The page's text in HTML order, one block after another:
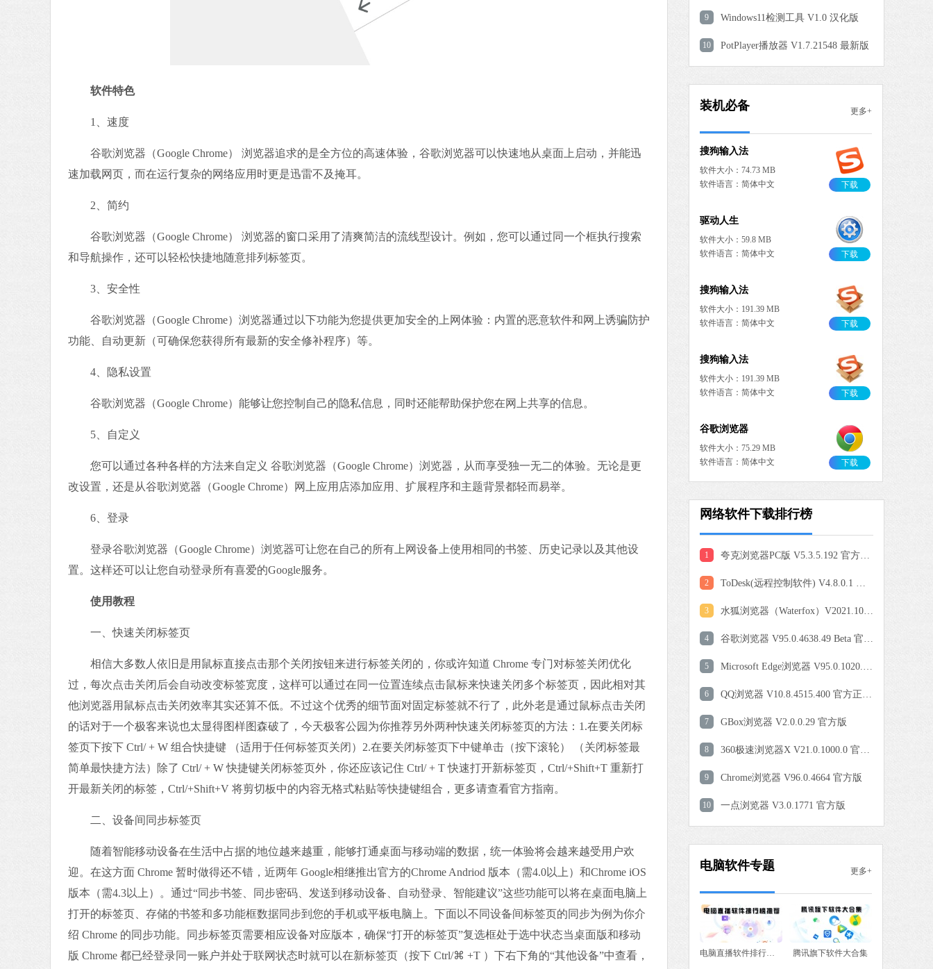
软件特色
1、速度
谷歌浏览器（Google Chrome） 浏览器追求的是全方位的高速体验，谷歌浏览器可以快速地从桌面上启动，并能迅
速加载网页，而在运行复杂的网络应用时更是迅雷不及掩耳。
2、简约
谷歌浏览器（Google Chrome） 浏览器的窗口采用了清爽简洁的流线型设计。例如，您可以通过同一个框执行搜索
和导航操作，还可以轻松快捷地随意排列标签页。
3、安全性
谷歌浏览器（Google Chrome）浏览器通过以下功能为您提供更加安全的上网体验：内置的恶意软件和网上诱骗防护
功能、自动更新（可确保您获得所有最新的安全修补程序）等。
4、隐私设置
谷歌浏览器（Google Chrome）能够让您控制自己的隐私信息，同时还能帮助保护您在网上共享的信息。
5、自定义
您可以通过各种各样的方法来自定义 谷歌浏览器（Google Chrome）浏览器，从而享受独一无二的体验。无论是更
改设置，还是从谷歌浏览器（Google Chrome）网上应用店添加应用、扩展程序和主题背景都轻而易举。
6、登录
登录谷歌浏览器（Google Chrome）浏览器可让您在自己的所有上网设备上使用相同的书签、历史记录以及其他设
置。这样还可以让您自动登录所有喜爱的Google服务。
使用教程
一、快速关闭标签页
相信大多数人依旧是用鼠标直接点击那个关闭按钮来进行标签关闭的，你或许知道 Chrome 专门对标签关闭优化
过，每次点击关闭后会自动改变标签宽度，这样可以通过在同一位置连续点击鼠标来快速关闭多个标签页，因此相对其
他浏览器用鼠标点击关闭效率其实还算不低。不过这个优秀的细节面对固定标签就不行了，此外老是通过鼠标点击关闭
的话对于一个极客来说也太显得图样图森破了，今天极客公园为你推荐另外两种快速关闭标签页的方法：1.在要关闭标
签页下按下 Ctrl/ + W 组合快捷键 （适用于任何标签页关闭）2.在要关闭标签页下中键单击（按下滚轮） （关闭标签最
简单最快捷方法）除了 Ctrl/ + W 快捷键关闭标签页外，你还应该记住 Ctrl/ + T 快速打开新标签页，Ctrl/+Shift+T 重新打
开最新关闭的标签，Ctrl/+Shift+V 将剪切板中的内容无格式粘贴等快捷键组合，更多请查看官方指南。
二、设备间同步标签页
随着智能移动设备在生活中占据的地位越来越重，能够打通桌面与移动端的数据，统一体验将会越来越受用户欢
迎。在这方面 Chrome 暂时做得还不错，近两年 Google相继推出官方的Chrome Andriod 版本（需4.0以上）和Chrome iOS
版本（需4.3以上）。通过“同步书签、同步密码、发送到移动设备、自动登录、智能建议”这些功能可以将在桌面电脑上
打开的标签页、存储的书签和多功能框数据同步到您的手机或平板电脑上。下面以不同设备间标签页的同步为例为你介
绍 Chrome 的同步功能。同步标签页需要相应设备对应版本，确保“打开的标签页”复选框处于选中状态当桌面版和移动
版 Chrome 都已经登录同一账户并处于联网状态时就可以在新标签页（按下 Ctrl/⌘ +T ）下右下角的“其他设备”中查看，
9 Windows11检测工具 V1.0 汉化版
10 PotPlayer播放器 V1.7.21548 最新版
装机必备 更多+
QQ浏览器
软件语言：简体中文
下载
搜狗输入法
软件大小：74.73 MB
软件语言：简体中文
下载
驱动人生
软件大小：59.8 MB
软件语言：简体中文
下载
搜狗输入法
软件大小：191.39 MB
软件语言：简体中文
下载
搜狗输入法
软件大小：191.39 MB
软件语言：简体中文
下载
谷歌浏览器
软件大小：75.29 MB
软件语言：简体中文
下载
下载
软件大小：77.08 MB
软件大小：197.79 MB
软件语言：简体中文
下载
软件大小：97.60 MB
下载
网络软件下载排行榜
1 夸克浏览器PC版 V5.3.5.192 官方最新版
2 ToDesk(远程控制软件) V4.8.0.1 官方安装版
3 水狐浏览器（Waterfox）V2021.10 官方版
4 谷歌浏览器 V95.0.4638.49 Beta 官方版
5 Microsoft Edge浏览器 V95.0.1020.30 官方版
6 QQ浏览器 V10.8.4515.400 官方正式版
7 GBox浏览器 V2.0.0.29 官方版
8 360极速浏览器X V21.0.1000.0 官方最新版
9 Chrome浏览器 V96.0.4664 官方版
10 一点浏览器 V3.0.1771 官方版
电脑软件专题 更多+
电脑直播软件排行榜推荐 腾讯旗下软件大合集